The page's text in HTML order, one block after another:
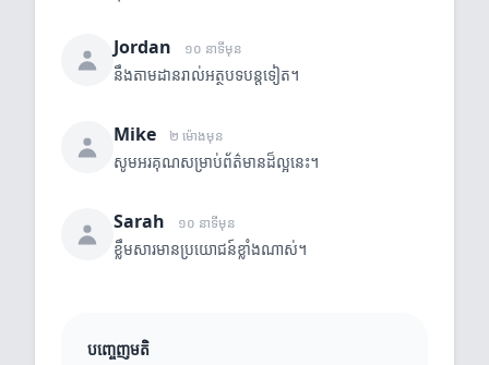
Jordan ១០ នាទីមុន
នឹងតាមដានរាល់អត្ថបទបន្តទៀត។
Mike ២ ម៉ោងមុន
សូមអរគុណសម្រាប់ព័ត៌មានដ៏ល្អនេះ។
Sarah ១០ នាទីមុន
ខ្លឹមសារមានប្រយោជន៍ខ្លាំងណាស់។
បញ្ចេញមតិ